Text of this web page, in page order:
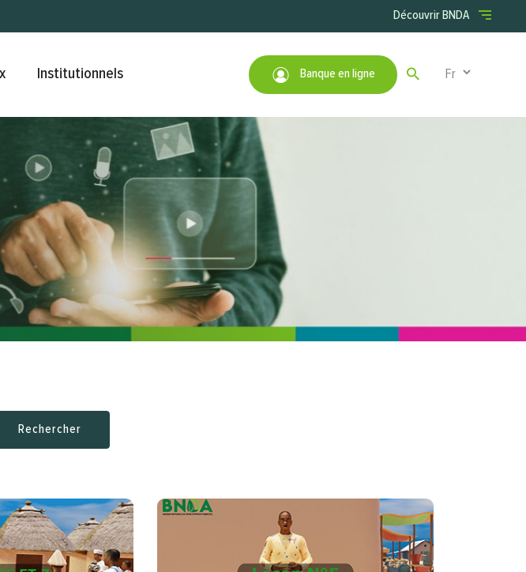
Menu right
Découvrir BNDA
Institutionnels Banque en ligne Select your
Rechercher